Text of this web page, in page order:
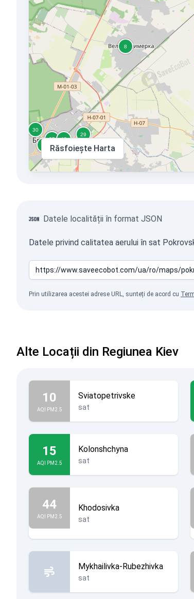
Răsfoiește Harta
Datele localității în format JSON
Datele privind calitatea aerului în sat
Prin utilizarea acestei adrese URL, sunteți de acord cu
Alte Locații din Regiunea Kiev
10
AQI PM2.5
Sviatopetrivske
sat
15
AQI PM2.5
Kolonshchyna
sat
44
AQI PM2.5
Khodosivka
sat
Mykhailivka-Rubezhivka
sat